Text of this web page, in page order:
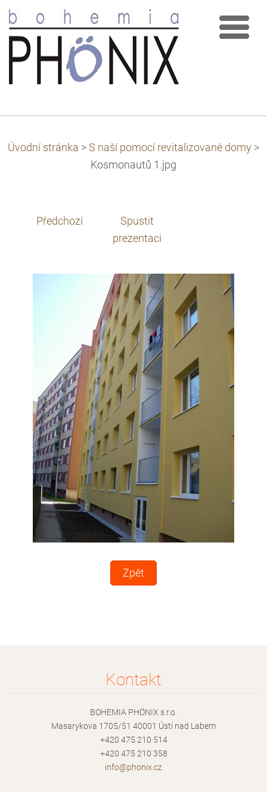
Úvodní stránka > S naší pomocí revitalizované domy >
Kosmonautů 1.jpg
Předchozí
Spustit
prezentaci
Zpět
Kontakt
BOHEMIA PHÖNIX s.r.o.
Masarykova 1705/51 40001 Ústí nad Labem
+420 475 210 514
+420 475 210 358
info@phonix.cz